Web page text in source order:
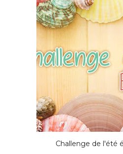
Challenge de l'été